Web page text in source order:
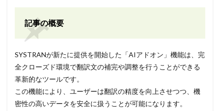
記事の概要
SYSTRANが新たに提供を開始した「AIアドオン」機能は、完
全クローズド環境で翻訳文の補完や調整を行うことができる
革新的なツールです。
この機能により、ユーザーは翻訳の精度を向上させつつ、機
密性の高いデータを安全に扱うことが可能になります。